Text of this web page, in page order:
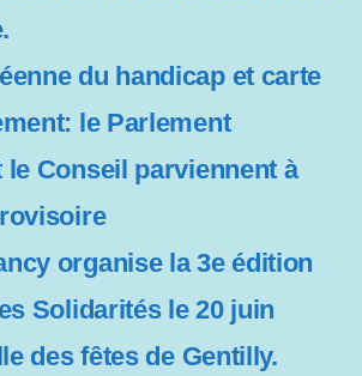
i
du handicap et carte
le Parlement
le Conseil parviennent à
organise la 3e édition
Solidarités le 20 juin
des fêtes de Gentilly.